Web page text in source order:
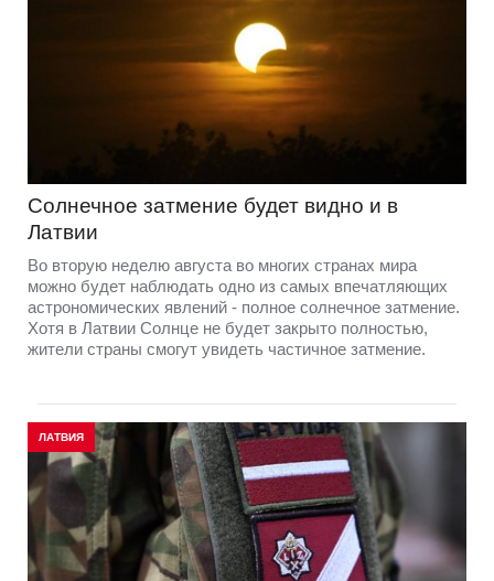
Солнечное затмение будет видно и в
Латвии
Во вторую неделю августа во многих странах мира
можно будет наблюдать одно из самых впечатляющих
астрономических явлений - полное солнечное затмение.
Хотя в Латвии Солнце не будет закрыто полностью,
жители страны смогут увидеть частичное затмение.
ЛАТВИЯ